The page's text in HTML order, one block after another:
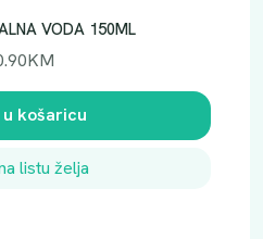
VODA 150ML
KM
košaricu
listu želja